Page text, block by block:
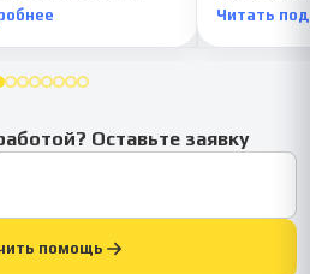
Читать
Оставьте заявку
помощь